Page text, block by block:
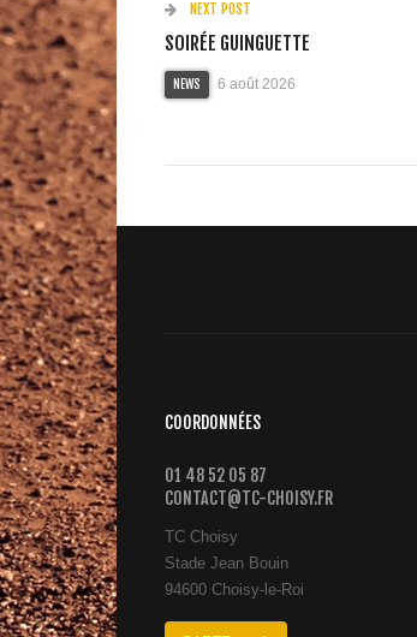
NEXT POST
SOIRÉE GUINGUETTE
NEWS 6 août 2026
COORDONNÉES
01 48 52 05 87
CONTACT@TC-CHOISY.FR
TC Choisy
Stade Jean Bouin
94600 Choisy-le-Roi